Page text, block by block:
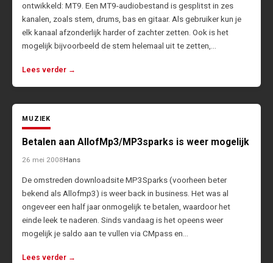
ontwikkeld: MT9. Een MT9-audiobestand is gesplitst in zes
kanalen, zoals stem, drums, bas en gitaar. Als gebruiker kun je
elk kanaal afzonderlijk harder of zachter zetten. Ook is het
mogelijk bijvoorbeeld de stem helemaal uit te zetten,…
Lees verder →
MUZIEK
Betalen aan AllofMp3/MP3sparks is weer mogelijk
26 mei 2008Hans
De omstreden downloadsite MP3Sparks (voorheen beter
bekend als Allofmp3) is weer back in business. Het was al
ongeveer een half jaar onmogelijk te betalen, waardoor het
einde leek te naderen. Sinds vandaag is het opeens weer
mogelijk je saldo aan te vullen via CMpass en…
Lees verder →